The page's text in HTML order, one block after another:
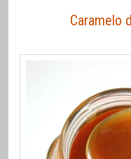
Caramelo